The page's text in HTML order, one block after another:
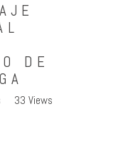
DE
33 Views